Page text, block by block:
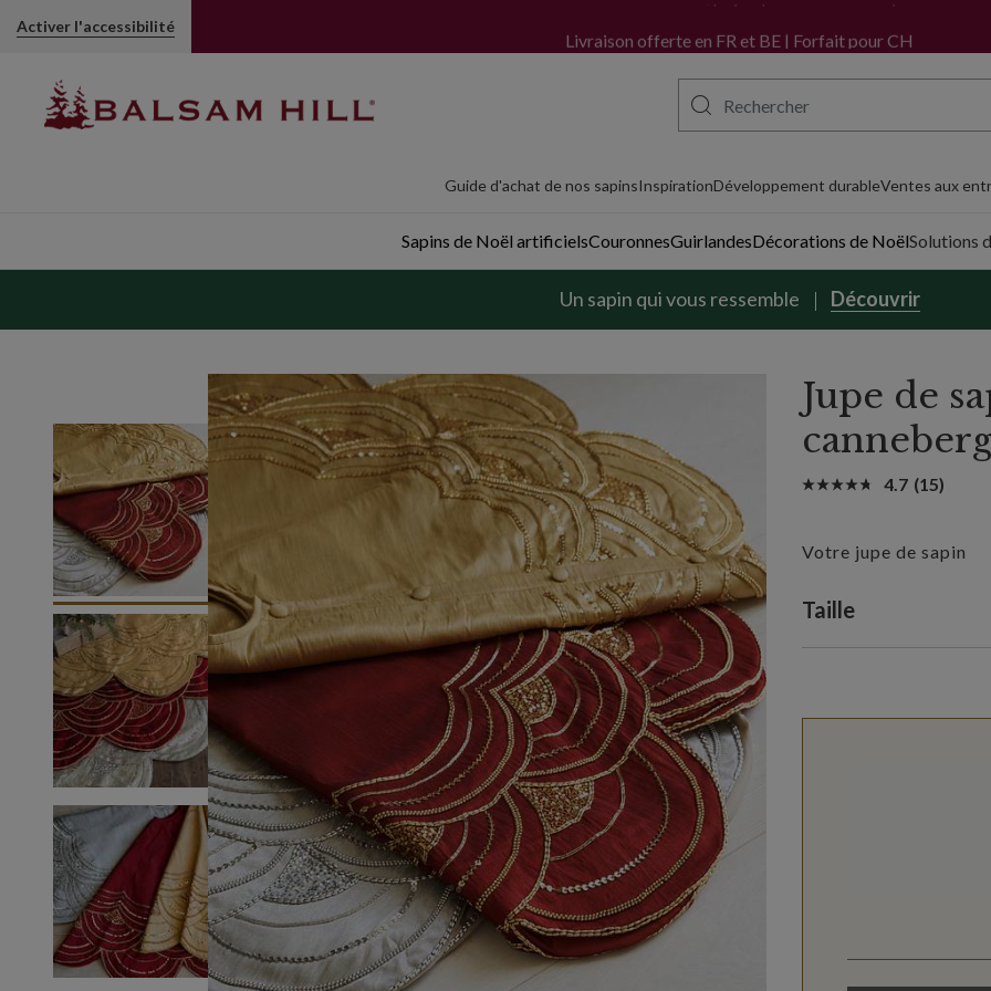
Activer l'accessibilité
Guide d'achat de nos sapinsInspirationDéveloppement durableVentes aux
Sapins de Noël artificielsCouronnesGuirlandesDécorations de NoëlSolutions
Un sapin qui vous ressemble Découvrir
Jupe de
4.7 (15)
Votre jupe de sapin
Variant
Taille